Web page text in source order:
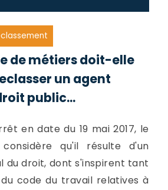
de métiers doit-elle
un agent
public...
en date du 19 mai 2017, le
considère qu'il résulte d'un
du droit, dont s'inspirent tant
code du travail relatives à